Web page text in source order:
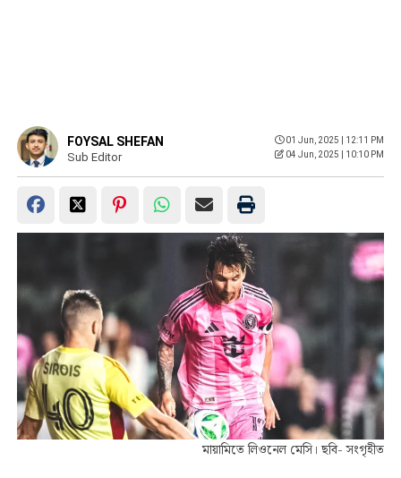
FOYSAL SHEFAN
Sub Editor
01 Jun, 2025 | 12:11 PM
04 Jun, 2025 | 10:10 PM
মায়ামিতে লিওনেল মেসি। ছবি- সংগৃহীত